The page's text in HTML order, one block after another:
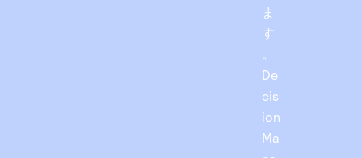
ま
す
。
De
cis
ion
Ma